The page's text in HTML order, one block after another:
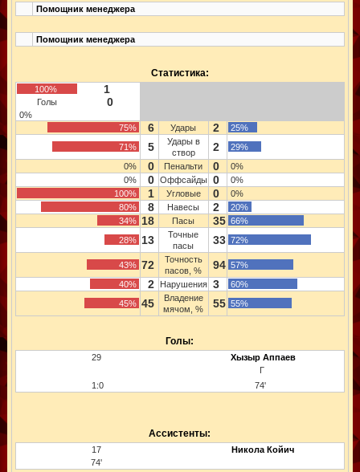
Помощник менеджера
Помощник менеджера
Статистика:
100% 1
Голы 0
0%
75%
6 Удары 2
25%
71%
5
Удары в
створ
2
29%
0%
0 Пенальти 0
0%
0%
0 Оффсайды 0
0%
100%
1 Угловые 0
0%
80%
8 Навесы 2
20%
34% 18 Пасы 35 66%
28% 13
Точные
пасы
33 72%
43% 72
Точность
пасов, %
94 57%
40%
2 Нарушения 3
60%
45% 45
Владение
мячом, %
55 55%
Голы:
29
Хызыр Аппаев
Г
1:0
74'
Ассистенты:
17
Никола Койич
74'